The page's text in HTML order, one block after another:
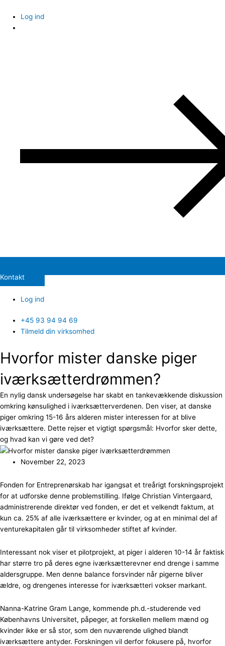
content
Log ind
Kontakt
Log ind
+45 93 94 94 69
Tilmeld din virksomhed
Hvorfor mister danske piger
iværksætterdrømmen?
En nylig dansk undersøgelse har skabt en tankevækkende diskussion
omkring kønsulighed i iværksætterverdenen. Den viser, at danske
piger omkring 15-16 års alderen mister interessen for at blive
iværksættere. Dette rejser et vigtigt spørgsmål: Hvorfor sker dette,
og hvad kan vi gøre ved det?
November 22, 2023
Fonden for Entreprenørskab har igangsat et treårigt forskningsprojekt
for at udforske denne problemstilling. Ifølge Christian Vintergaard,
administrerende direktør ved fonden, er det et velkendt faktum, at
kun ca. 25% af alle iværksættere er kvinder, og at en minimal del af
venturekapitalen går til virksomheder stiftet af kvinder.
Interessant nok viser et pilotprojekt, at piger i alderen 10-14 år faktisk
har større tro på deres egne iværksætterevner end drenge i samme
aldersgruppe. Men denne balance forsvinder når pigerne bliver
ældre, og drengenes interesse for iværksætteri vokser markant.
Nanna-Katrine Gram Lange, kommende ph.d.-studerende ved
Københavns Universitet, påpeger, at forskellen mellem mænd og
kvinder ikke er så stor, som den nuværende ulighed blandt
iværksættere antyder. Forskningen vil derfor fokusere på, hvorfor